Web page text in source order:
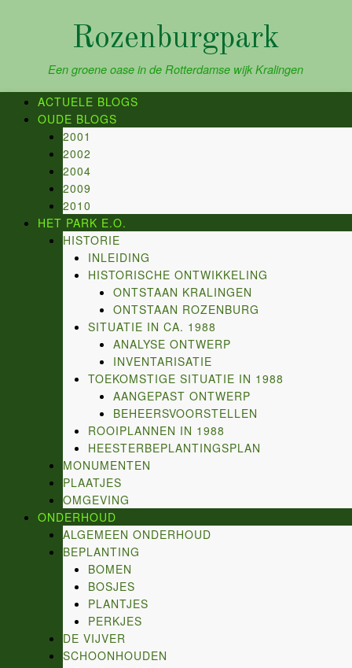
Rozenburgpark
Een groene oase in de Rotterdamse wijk Kralingen
ACTUELE BLOGS
OUDE BLOGS
2001
2002
2004
2009
2010
HET PARK E.O.
HISTORIE
INLEIDING
HISTORISCHE ONTWIKKELING
ONTSTAAN KRALINGEN
ONTSTAAN ROZENBURG
SITUATIE IN CA. 1988
ANALYSE ONTWERP
INVENTARISATIE
TOEKOMSTIGE SITUATIE IN 1988
AANGEPAST ONTWERP
BEHEERSVOORSTELLEN
ROOIPLANNEN IN 1988
HEESTERBEPLANTINGSPLAN
MONUMENTEN
PLAATJES
OMGEVING
ONDERHOUD
ALGEMEEN ONDERHOUD
BEPLANTING
BOMEN
BOSJES
PLANTJES
PERKJES
DE VIJVER
SCHOONHOUDEN